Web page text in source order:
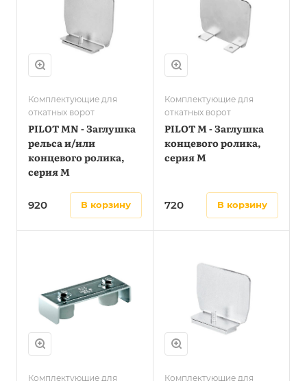
Комплектующие для
откатных ворот
PILOT MN - Заглушка
рельса и/или
концевого ролика,
серия M
920 в корзину
Комплектующие для
откатных ворот
PILOT M - Заглушка
концевого ролика,
серия M
720 в корзину
Комплектующие для
Комплектующие для